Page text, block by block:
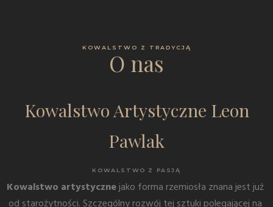
KOWALSTWO Z TRADYCJĄ
O nas
Kowalstwo Artystyczne Leon
Pawlak
KOWALSTWO Z PASJĄ
Kowalstwo artystycznejako forma rzemiosła znana jest już